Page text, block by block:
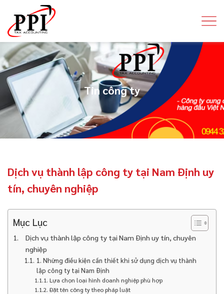
Tin công ty
Dịch vụ thành lập công ty tại Nam Định uy
tín, chuyên nghiệp
Mục Lục
Dịch vụ thành lập công ty tại Nam Định uy tín, chuyên
nghiệp
1. Những điều kiện cần thiết khi sử dụng dịch vụ thành
lập công ty tại Nam Định
Lựa chọn loại hình doanh nghiệp phù hợp
Đặt tên công ty theo pháp luật